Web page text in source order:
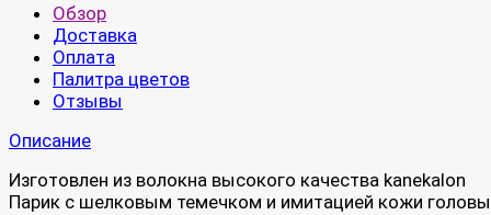
Обзор
Доставка
Оплата
Палитра цветов
Отзывы
Описание
Изготовлен из волокна высокого качества kanekalon
Парик с шелковым темечком и имитацией кожи